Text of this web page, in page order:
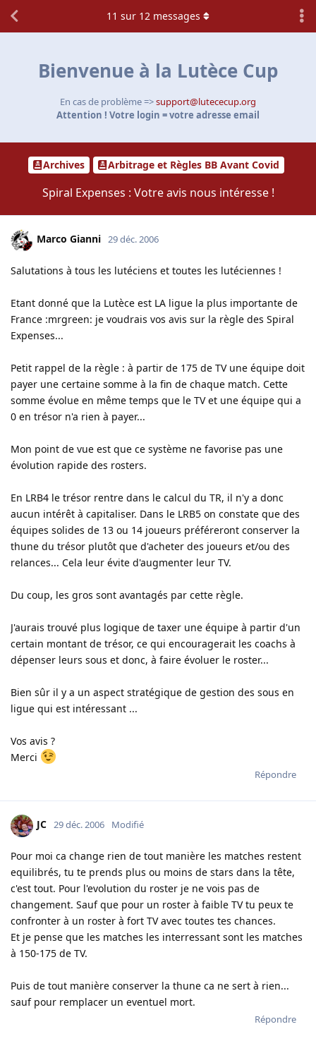
Bienvenue à la Lutèce Cup
En cas de problème =>support@lutececup.org
Attention ! Votre login = votre adresse email
Archives Arbitrage et Règles BB Avant Covid
Spiral Expenses : Votre avis nous intéresse !
11 sur 12 messages
Marco Gianni 29 déc. 2006
Salutations à tous les lutéciens et toutes les lutéciennes !
Etant donné que la Lutèce est LA ligue la plus importante de
France :mrgreen: je voudrais vos avis sur la règle des Spiral
Expenses...
Petit rappel de la règle : à partir de 175 de TV une équipe doit
payer une certaine somme à la fin de chaque match. Cette
somme évolue en même temps que le TV et une équipe qui a
0 en trésor n'a rien à payer...
Mon point de vue est que ce système ne favorise pas une
évolution rapide des rosters.
En LRB4 le trésor rentre dans le calcul du TR, il n'y a donc
aucun intérêt à capitaliser. Dans le LRB5 on constate que des
équipes solides de 13 ou 14 joueurs préféreront conserver la
thune du trésor plutôt que d'acheter des joueurs et/ou des
relances... Cela leur évite d'augmenter leur TV.
Du coup, les gros sont avantagés par cette règle.
J'aurais trouvé plus logique de taxer une équipe à partir d'un
certain montant de trésor, ce qui encouragerait les coachs à
dépenser leurs sous et donc, à faire évoluer le roster...
Bien sûr il y a un aspect stratégique de gestion des sous en
ligue qui est intéressant ...
Vos avis ?
Merci
Répondre
JC 29 déc. 2006 Modifié
Pour moi ca change rien de tout manière les matches restent
equilibrés, tu te prends plus ou moins de stars dans la tête,
c'est tout. Pour l'evolution du roster je ne vois pas de
changement. Sauf que pour un roster à faible TV tu peux te
confronter à un roster à fort TV avec toutes tes chances.
Et je pense que les matches les interressant sont les matches
à 150-175 de TV.
Puis de tout manière conserver la thune ca ne sert à rien...
sauf pour remplacer un eventuel mort.
Répondre